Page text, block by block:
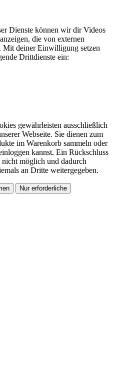
Dienste können wir dir Videos
die von externen
Mit deiner Einwilligung setzen
Drittdienste ein:
gewährleisten ausschließlich
Webseite. Sie dienen zum
im Warenkorb sammeln oder
kannst. Ein Rückschluss
möglich und dadurch
an Dritte weitergegeben.
Nur erforderliche